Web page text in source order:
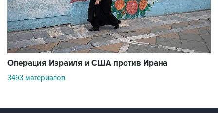
Операция Израиля и США против Ирана
3493 материалов